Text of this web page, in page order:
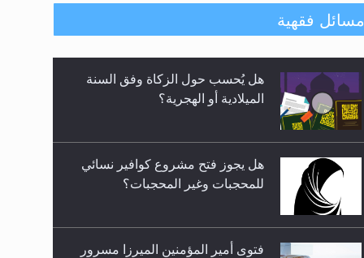
رأيٌ في لغة المسيح الموعود عليه
**الحصن الحصين من وساوس
المعارضين ...**...
مسائل فقهية
هل يُحسب حول الزكاة وفق السنة
الميلادية أو الهجرية؟
هل يجوز فتح مشروع كوافير نسائي
للمحجبات وغير المحجبات؟
فتوى أمير المؤمنين الميرزا مسرور